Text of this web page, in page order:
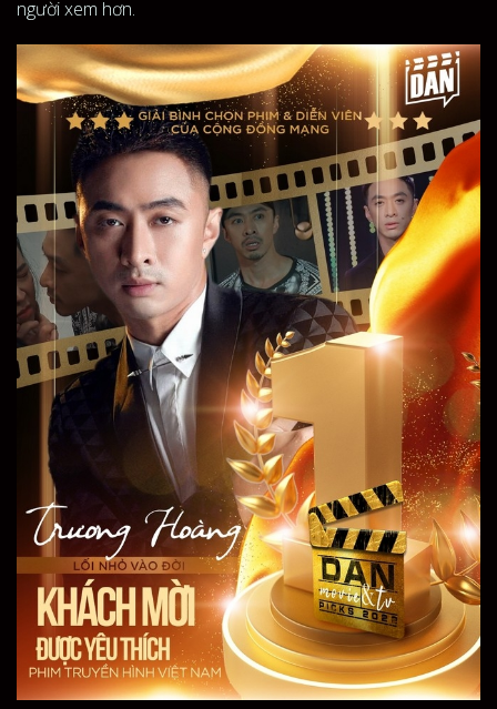
người xem hơn.